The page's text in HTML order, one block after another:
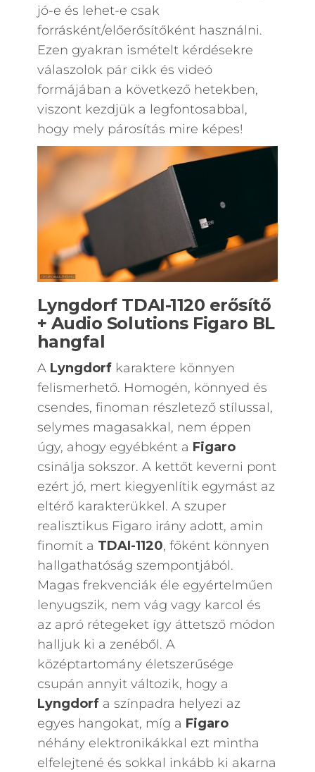
jó-e és lehet-e csak
forrásként/előerősítőként használni.
Ezen gyakran ismételt kérdésekre
válaszolok pár cikk és videó
formájában a következő hetekben,
viszont kezdjük a legfontosabbal,
hogy mely párosítás mire képes!
Lyngdorf TDAI-1120 erősítő
+ Audio Solutions Figaro BL
hangfal
A Lyngdorfkaraktere könnyen
felismerhető. Homogén, könnyed és
csendes, finoman részletező stílussal,
selymes magasakkal, nem éppen
úgy, ahogy egyébként a Figaro
csinálja sokszor. A kettőt keverni pont
ezért jó, mert kiegyenlítik egymást az
eltérő karakterükkel. A szuper
realisztikus Figaro irány adott, amin
finomít a TDAI-1120, főként könnyen
hallgathatóság szempontjából.
Magas frekvenciák éle egyértelműen
lenyugszik, nem vág vagy karcol és
az apró rétegeket így áttetsző módon
halljuk ki a zenéből. A
középtartomány életszerűsége
csupán annyit változik, hogy a
Lyngdorfa színpadra helyezi az
egyes hangokat, míg a Figaro
néhány elektronikákkal ezt mintha
elfelejtené és sokkal inkább ki akarna